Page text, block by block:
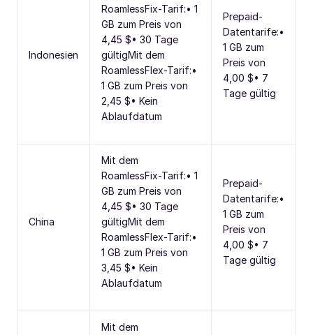
Indonesien
RoamlessFix-Tarif:• 1
GB zum Preis von
4,45 $• 30 Tage
gültigMit dem
RoamlessFlex-Tarif:•
1 GB zum Preis von
2,45 $• Kein
Ablaufdatum
Prepaid-
Datentarife:•
1 GB zum
Preis von
4,00 $• 7
Tage gültig
China
Mit dem
RoamlessFix-Tarif:• 1
GB zum Preis von
4,45 $• 30 Tage
gültigMit dem
RoamlessFlex-Tarif:•
1 GB zum Preis von
3,45 $• Kein
Ablaufdatum
Prepaid-
Datentarife:•
1 GB zum
Preis von
4,00 $• 7
Tage gültig
Mit dem